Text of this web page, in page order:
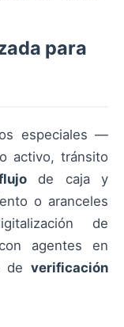
para
especiales —
activo, tránsito
de caja y
o aranceles
de
agentes en
de verificación